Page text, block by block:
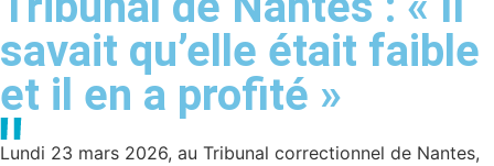
savait qu’elle était faible
et il en a profité »
Lundi 23 mars 2026, au Tribunal correctionnel de Nantes,